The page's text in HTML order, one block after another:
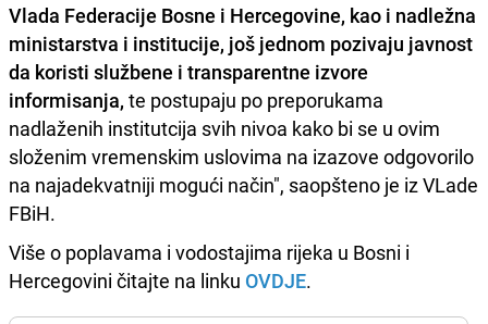
Vlada Federacije Bosne i Hercegovine, kao i nadležna
ministarstva i institucije, još jednom pozivaju javnost
da koristi službene i transparentne izvore
informisanja, te postupaju po preporukama
nadlaženih institutcija svih nivoa kako bi se u ovim
složenim vremenskim uslovima na izazove odgovorilo
na najadekvatniji mogući način", saopšteno je iz VLade
FBiH.
Više o poplavama i vodostajima rijeka u Bosni i
Hercegovini čitajte na linku OVDJE.